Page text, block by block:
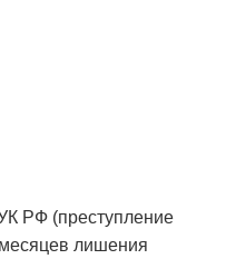
РФ (преступление
лишения